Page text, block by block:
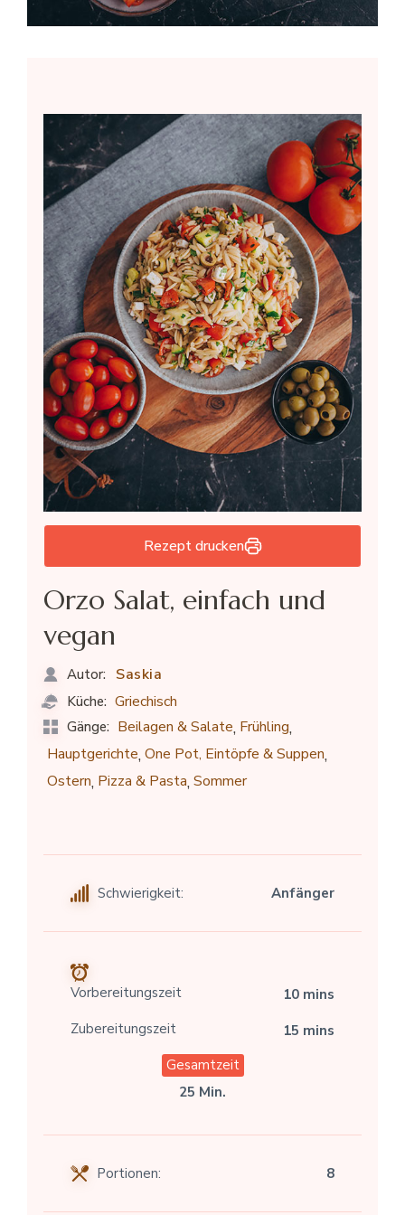
Rezept drucken
Orzo Salat, einfach und
vegan
Autor: Saskia
Küche: Griechisch
Gänge: Beilagen & Salate, Frühling,
Hauptgerichte,One Pot, Eintöpfe & Suppen,
Ostern, Pizza & Pasta,Sommer
Schwierigkeit: Anfänger
Vorbereitungszeit
10 mins
Zubereitungszeit
15 mins
Gesamtzeit
25 Min.
Portionen: 8